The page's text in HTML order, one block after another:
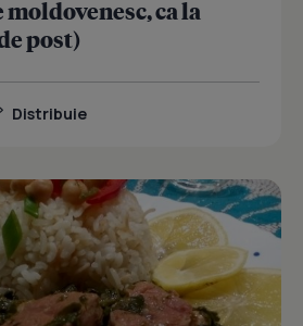
ca la
post)
Distribuie